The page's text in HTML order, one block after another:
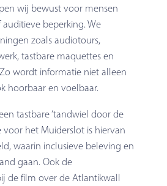
wij bewust voor mensen
beperking. We
zoals audiotours,
tastbare maquettes en
wordt informatie niet alleen
hoorbaar en voelbaar.
tastbare ‘tandwiel door de
voor het Muiderslot is hiervan
waarin inclusieve beleving en
gaan. Ook de
de film over de Atlantikwall